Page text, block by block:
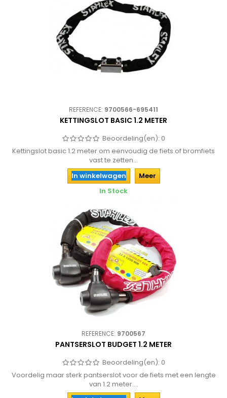
REFERENCE: 9700566-695411
KETTINGSLOT BASIC 1.2 METER
Beoordeling(en): 0
Kettingslot basic 1.2 meter om eenvoudig de fiets of bromfiets
vast te zetten...
In winkelwagen
Meer
In Stock
REFERENCE: 9700567
PANTSERSLOT BUDGET 1.2 METER
Beoordeling(en): 0
Voordelig maar sterk pantserslot voor de fiets met een lengte
van 1.2 meter....